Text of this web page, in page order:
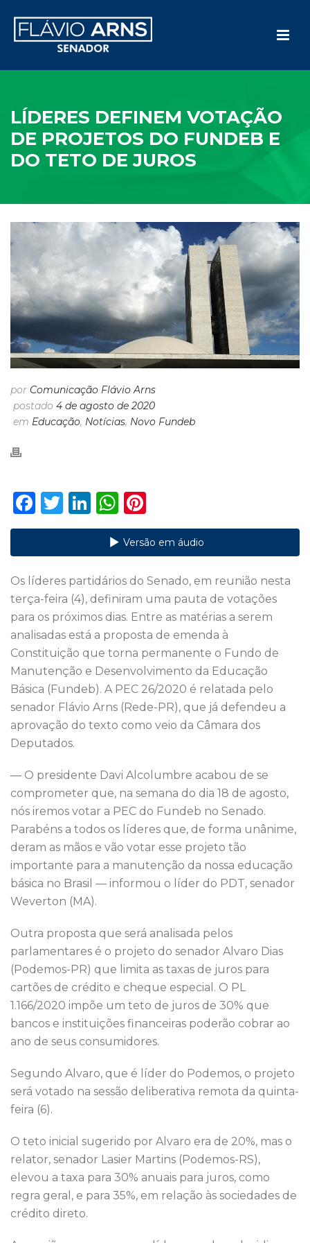
LÍDERES DEFINEM VOTAÇÃO
DE PROJETOS DO FUNDEB E
DO TETO DE JUROS
por Comunicação Flávio Arns
postado 4 de agosto de 2020
em Educação, Notícias, Novo Fundeb
F
a
e
b
o
o
k
T
w
r
Li
n
e
dI
n
W
h
a
ts
A
p
p
n
te
st
Versão em áudio
Os líderes partidários do Senado, em reunião nesta
terça-feira (4), definiram uma pauta de votações
para os próximos dias. Entre as matérias a serem
analisadas está a proposta de emenda à
Constituição que torna permanente o Fundo de
Manutenção e Desenvolvimento da Educação
Básica (Fundeb). A PEC 26/2020 é relatada pelo
senador Flávio Arns (Rede-PR), que já defendeu a
aprovação do texto como veio da Câmara dos
Deputados.
— O presidente Davi Alcolumbre acabou de se
comprometer que, na semana do dia 18 de agosto,
nós iremos votar a PEC do Fundeb no Senado.
Parabéns a todos os líderes que, de forma unânime,
deram as mãos e vão votar esse projeto tão
importante para a manutenção da nossa educação
básica no Brasil — informou o líder do PDT, senador
Weverton (MA).
Outra proposta que será analisada pelos
parlamentares é o projeto do senador Alvaro Dias
(Podemos-PR) que limita as taxas de juros para
cartões de crédito e cheque especial. O PL
1.166/2020 impõe um teto de juros de 30% que
bancos e instituições financeiras poderão cobrar ao
ano de seus consumidores.
Segundo Alvaro, que é líder do Podemos, o projeto
será votado na sessão deliberativa remota da quinta-
feira (6).
O teto inicial sugerido por Alvaro era de 20%, mas o
relator, senador Lasier Martins (Podemos-RS),
elevou a taxa para 30% anuais para juros, como
regra geral, e para 35%, em relação às sociedades de
crédito direto.